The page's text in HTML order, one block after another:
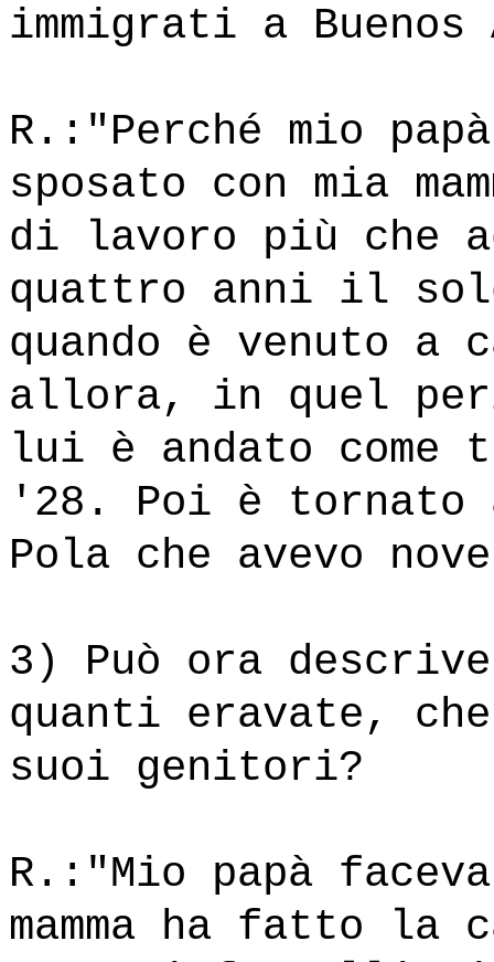
immigrati a Buenos
R.:"Perché mio
sposato con mia
di lavoro più che
quattro anni il
quando è venuto a
allora, in quel
lui è andato
'28. Poi è tornato
Pola che avevo
3) Può ora
quanti eravate,
suoi genitori?
R.:"Mio papà
mamma ha fatto la